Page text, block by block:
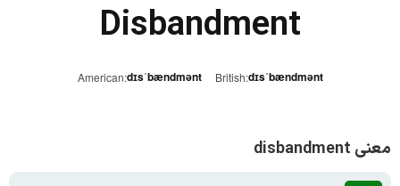
Disbandment
American:dɪsˈbændmənt British:dɪsˈbændmənt
معنی disbandment